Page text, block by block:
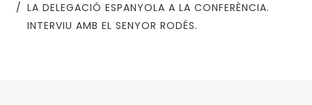
LA DELEGACIÓ ESPANYOLA A LA CONFERÈNCIA.
INTERVIU AMB EL SENYOR RODÉS.